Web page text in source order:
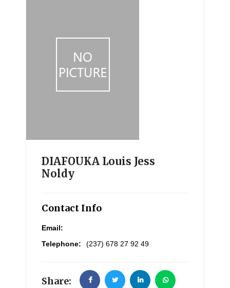
DIAFOUKA Louis Jess
Noldy
Contact Info
Email:
Telephone:
(237) 678 27 92 49
Share: